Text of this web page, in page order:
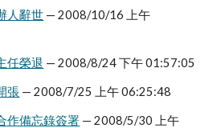
人辭世 — 2008/10/16 上午
任榮退 — 2008/8/24 下午 01:57:05
張 — 2008/7/25 上午 06:25:48
作備忘錄簽署 — 2008/5/30 上午